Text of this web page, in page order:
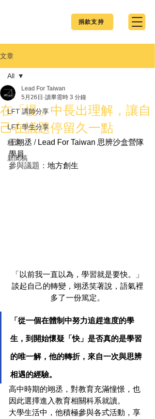
捐款支持
文章
All
LFT 講師分享
LFT 學生分享
精選
新聞稿
All
在「慢」中長出理解，讓自
己在議題停留久一點
Lead For Taiwan
5月26日 讀畢需時 3 分鐘
王翊丞 / Lead For Taiwan 思辨沙盒營隊
學員
參與議題： 地方創生
「以前我一直以為，學習就是要快。」
談起自己的轉變，翊丞笑著說，語氣裡
多了一份篤定。
「從一個在體制中努力追趕進度的學
生，到開始懷疑「快」是否真的是學習
的唯一解，他的轉折，來自一次與思辨
相遇的經驗。
高中時期的翊丞，對教育充滿憧憬，也
因此選擇進入教育相關科系就讀。
大學生活中，他積極參與各式活動，享